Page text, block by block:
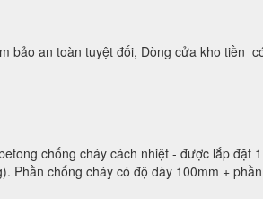
bảo an toàn tuyệt đối, Dòng cửa kho tiền
chống cháy cách nhiệt - được lắp đặt 1
Phần chống cháy có độ dày 100mm + phần